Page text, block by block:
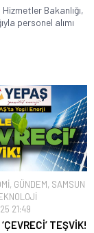
Bakanlığı,
personel alımı
, GÜNDEM, SAMSUN
21:49
TEŞVİK!